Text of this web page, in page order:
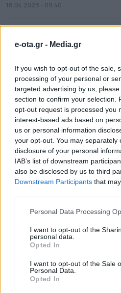
e-ota.gr - Media.gr
If you wish to opt-out of the sale,
processing of your personal or
targeted advertising by us,
section to confirm your selection.
opt-out request is processed you
interest-based ads based on
us or personal information
your opt-out. You may separately
disclosure of your personal
IAB’s list of downstream
also be disclosed by us to third
Downstream Participants that
Personal Data Processing
I want to opt-out of the
personal data.
Opted In
I want to opt-out of the Sale
Personal Data.
Opted In
αναφέρουν ότι η καταγγελία
ως δράστη- από τον χρόνο
18.04.2023 - 09.40
Βουλευτής του
Μητροπολίτη
Απάντηση στα υβριστικά
σχόλια που δημοσιεύθηκαν
λειτουργούς, δίνει ο
Κισσάμου και Σελίνου κ.
αναφέρει, μεταξύ άλλων, ότι
τους μηνύεις, τους
«το να υβρίζεται και να
29.03.2019 - 12.18